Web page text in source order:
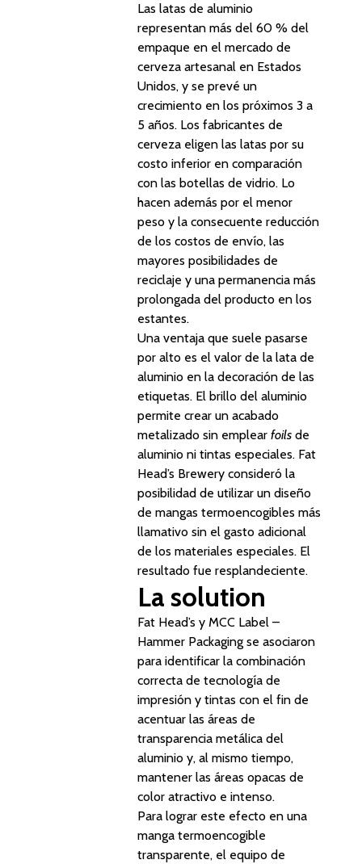
Las latas de aluminio
representan más del 60 % del
empaque en el mercado de
cerveza artesanal en Estados
Unidos, y se prevé un
crecimiento en los próximos 3 a
5 años. Los fabricantes de
cerveza eligen las latas por su
costo inferior en comparación
con las botellas de vidrio. Lo
hacen además por el menor
peso y la consecuente reducción
de los costos de envío, las
mayores posibilidades de
reciclaje y una permanencia más
prolongada del producto en los
estantes.
Una ventaja que suele pasarse
por alto es el valor de la lata de
aluminio en la decoración de las
etiquetas. El brillo del aluminio
permite crear un acabado
metalizado sin emplear foils de
aluminio ni tintas especiales. Fat
Head’s Brewery consideró la
posibilidad de utilizar un diseño
de mangas termoencogibles más
llamativo sin el gasto adicional
de los materiales especiales. El
resultado fue resplandeciente.
La solution
Fat Head’s y MCC Label –
Hammer Packaging se asociaron
para identificar la combinación
correcta de tecnología de
impresión y tintas con el fin de
acentuar las áreas de
transparencia metálica del
aluminio y, al mismo tiempo,
mantener las áreas opacas de
color atractivo e intenso.
Para lograr este efecto en una
manga termoencogible
transparente, el equipo de